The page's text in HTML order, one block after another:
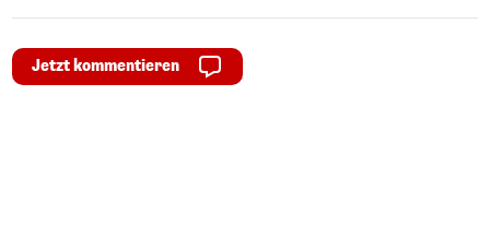
Jetzt kommentieren